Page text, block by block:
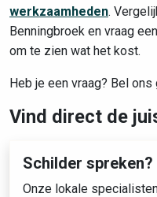
werkzaamheden.
Benningbroek en vraag een
om te zien wat het kost.
Heb je een vraag? Bel ons
Vind direct de
Schilder spreken?
Onze lokale